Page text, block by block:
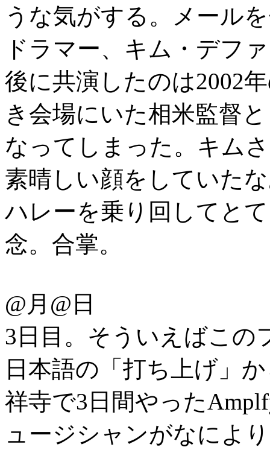
うな気がする。メール
ドラマー、キム・デフ
後に共演したのは2002
き会場にいた相米監督
なってしまった。キム
素晴しい顔をしていた
ハレーを乗り回してと
念。合掌。
@月@日
3日目。そういえばこの
日本語の「打ち上げ」
祥寺で3日間やった
ュージシャンがなによ